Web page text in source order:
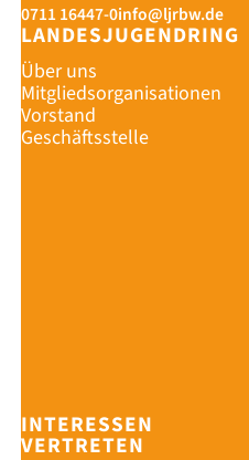
0711 16447-0info@ljrbw.de
LANDESJUGENDRING
Über uns
Mitgliedsorganisationen
Vorstand
Geschäftsstelle
INTERESSEN
VERTRETEN